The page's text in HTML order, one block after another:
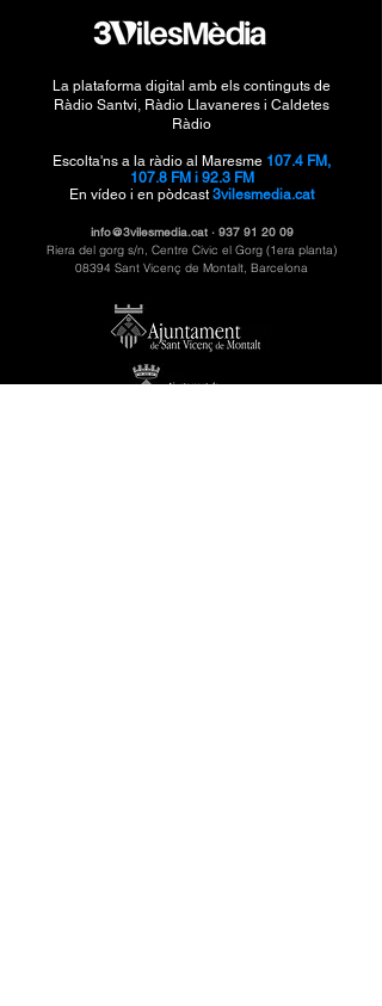
La plataforma digital amb els continguts de
Ràdio Santvi, Ràdio Llavaneres i Caldetes
Ràdio
Escolta'ns a la ràdio al Maresme 107.4 FM,
107.8 FM i 92.3 FM
En vídeo i en pòdcast 3vilesmedia.cat
info@3vilesmedia.cat· 937 91 20 09
Riera del gorg s/n, Centre Civic el Gorg (1era planta)
08394 Sant Vicenç de Montalt, Barcelona